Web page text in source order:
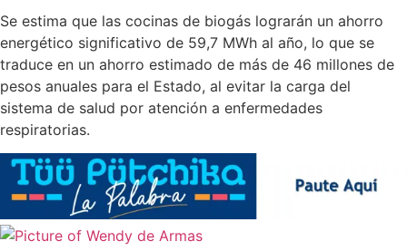
Se estima que las cocinas de biogás lograrán un ahorro
energético significativo de 59,7 MWh al año, lo que se
traduce en un ahorro estimado de más de 46 millones de
pesos anuales para el Estado, al evitar la carga del
sistema de salud por atención a enfermedades
respiratorias.